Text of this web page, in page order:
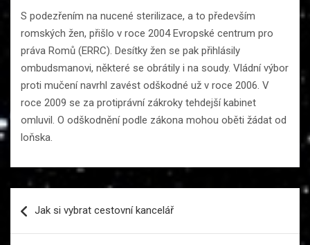
S podezřením na nucené sterilizace, a to především
romských žen, přišlo v roce 2004 Evropské centrum pro
práva Romů (ERRC). Desítky žen se pak přihlásily
ombudsmanovi, některé se obrátily i na soudy. Vládní výbor
proti mučení navrhl zavést odškodné už v roce 2006. V
roce 2009 se za protiprávní zákroky tehdejší kabinet
omluvil. O odškodnění podle zákona mohou oběti žádat od
loňska.
proJak si vybrat cestovní kancelář